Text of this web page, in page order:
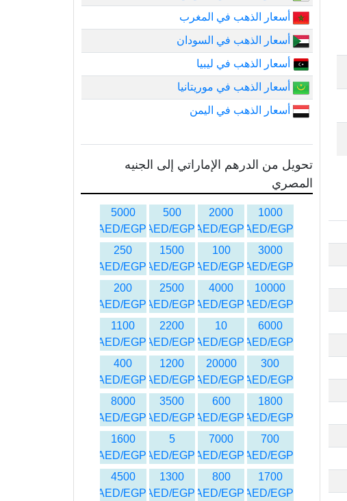
أسعار الذهب في المغرب
أسعار الذهب في السودان
أسعار الذهب في ليبيا
أسعار الذهب في موريتانيا
أسعار الذهب في اليمن
تحويل من الدرهم الإماراتي إلى الجنيه
المصري
1000
AED/EGP
2000
AED/EGP
500
AED/EGP
5000
AED/EGP
3000
AED/EGP
100
AED/EGP
1500
AED/EGP
250
AED/EGP
10000
AED/EGP
4000
AED/EGP
2500
AED/EGP
200
AED/EGP
6000
AED/EGP
10
AED/EGP
2200
AED/EGP
1100
AED/EGP
300
AED/EGP
20000
AED/EGP
1200
AED/EGP
400
AED/EGP
1800
AED/EGP
600
AED/EGP
3500
AED/EGP
8000
AED/EGP
700
AED/EGP
7000
AED/EGP
5
AED/EGP
1600
AED/EGP
1700
AED/EGP
800
AED/EGP
1300
AED/EGP
4500
AED/EGP